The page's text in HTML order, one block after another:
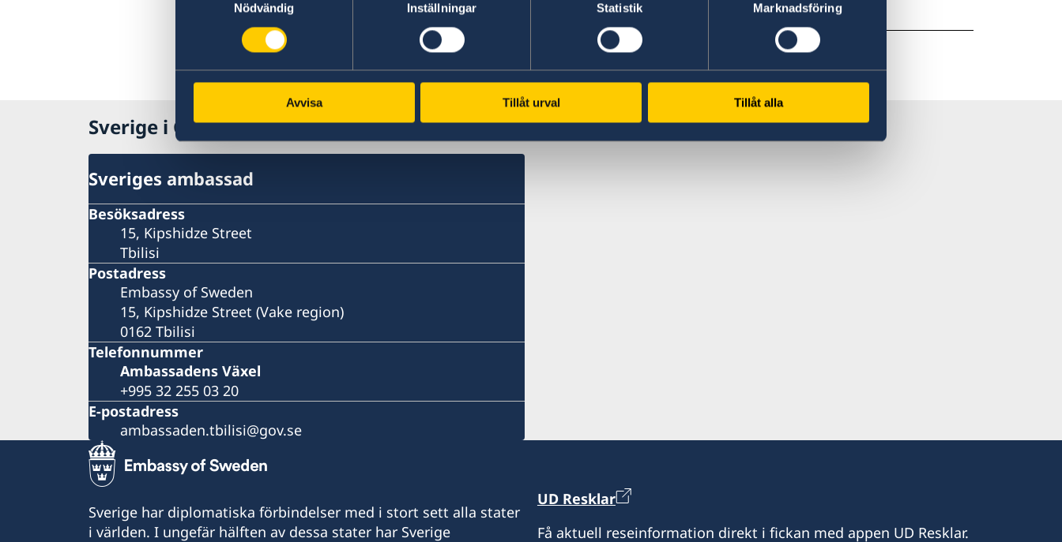
Nödvändig
Inställningar Statistik Marknadsföring
Avvisa Tillåt urval Tillåt alla
Ta del av talet i sin helhet här.
Senast uppdaterad 02 okt. 2020, 13.45
Sverige i Georgien, Tbilisi
Sveriges ambassad
Besöksadress
15, Kipshidze Street
Tbilisi
Postadress
Embassy of Sweden
15, Kipshidze Street (Vake region)
0162 Tbilisi
Telefonnummer
Ambassadens Växel
+995 32 255 03 20
E-postadress
ambassaden.tbilisi@gov.se
Sverige har diplomatiska förbindelser med i stort sett alla stater
i världen. I ungefär hälften av dessa stater har Sverige
UD Resklar
Få aktuell reseinformation direkt i fickan med appen UD Resklar.